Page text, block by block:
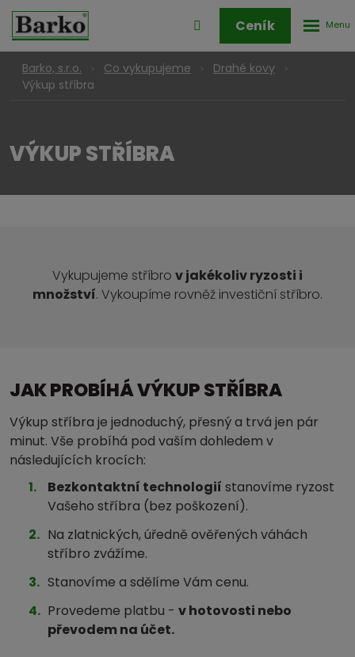
Přihlášení
klienstké
Ceník
Barko, s.r.o. Co vykupujeme
Drahé kovy
Výkup stříbra
VÝKUP STŘÍBRA
Vykupujeme stříbro v jakékoliv ryzosti i
množství. Vykoupíme rovněž investiční stříbro.
JAK PROBÍHÁ VÝKUP STŘÍBRA
Výkup stříbra je jednoduchý, přesný a trvá jen pár
minut. Vše probíhá pod vaším dohledem v
následujících krocích:
Bezkontaktní technologií stanovíme ryzost
Vašeho stříbra (bez poškození).
Na zlatnických, úředně ověřených váhách
stříbro zvážíme.
Stanovíme a sdělíme Vám cenu.
Provedeme platbu - v hotovosti nebo
převodem na účet.